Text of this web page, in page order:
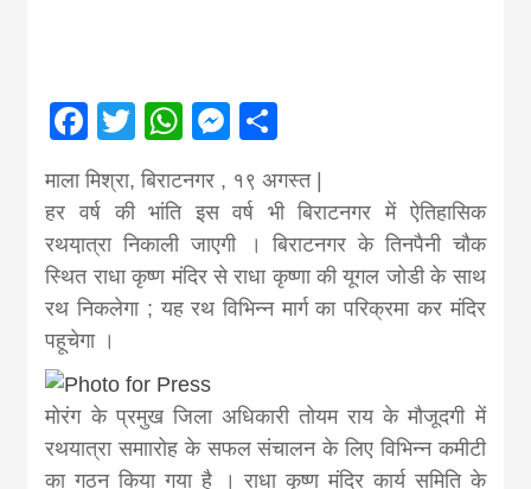
from
news,
khabar
Facebook
TwitterWhatsApp
Messenger
माला मिश्रा, बिराटनगर , १९ अगस्त |
हर वर्ष की भांति इस वर्ष भी बिराटनगर में ऐतिहासिक
रथया़त्रा निकाली जाएगी । बिराटनगर के तिनपैनी चौक
स्थित राधा कृष्ण मंदिर से राधा कृष्णा की यूगल जोडी के साथ
रथ निकलेगा ; यह रथ विभिन्न मार्ग का परिक्रमा कर मंदिर
पहूचेगा ।
मोरंग के प्रमुख जिला अधिकारी तोयम राय के मौजूदगी में
रथयात्रा समाारोह के सफल संचालन के लिए विभिन्न कमीटी
का गठन किया गया है । राधा कृष्ण मंदिर कार्य समिति के